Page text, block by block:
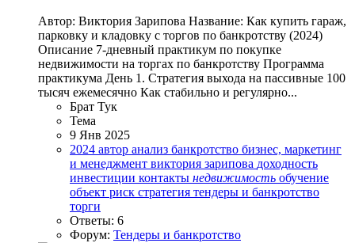
Автор: Виктория Зарипова Название: Как купить гараж,
парковку и кладовку с торгов по банкротству (2024)
Описание 7-дневный практикум по покупке
недвижимости на торгах по банкротству Программа
практикума День 1. Стратегия выхода на пассивные 100
тысяч ежемесячно Как стабильно и регулярно...
Брат Тук
Тема
9 Янв 2025
2024 автор анализ банкротство бизнес, маркетинг
и менеджмент виктория зарипова доходность
инвестиции контакты недвижимость обучение
объект риск стратегия тендеры и банкротство
торги
Ответы: 6
Форум: Тендеры и банкротство